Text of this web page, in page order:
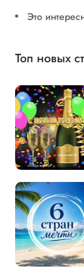
Это
Топ новых